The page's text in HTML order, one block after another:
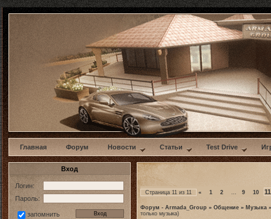
w
Главная Форум Новости Статьи Test Drive
Вход
Логин:
Пароль:
запомнить
Страница 11 из 11 « 1 2 … 9 10 11
Форум - Armada_Group » Общение » Музыка »
только музыка)